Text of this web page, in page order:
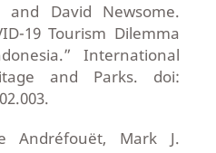
and David Newsome.
19 Tourism Dilemma
International
and Parks. doi:
Andréfouët, Mark J.